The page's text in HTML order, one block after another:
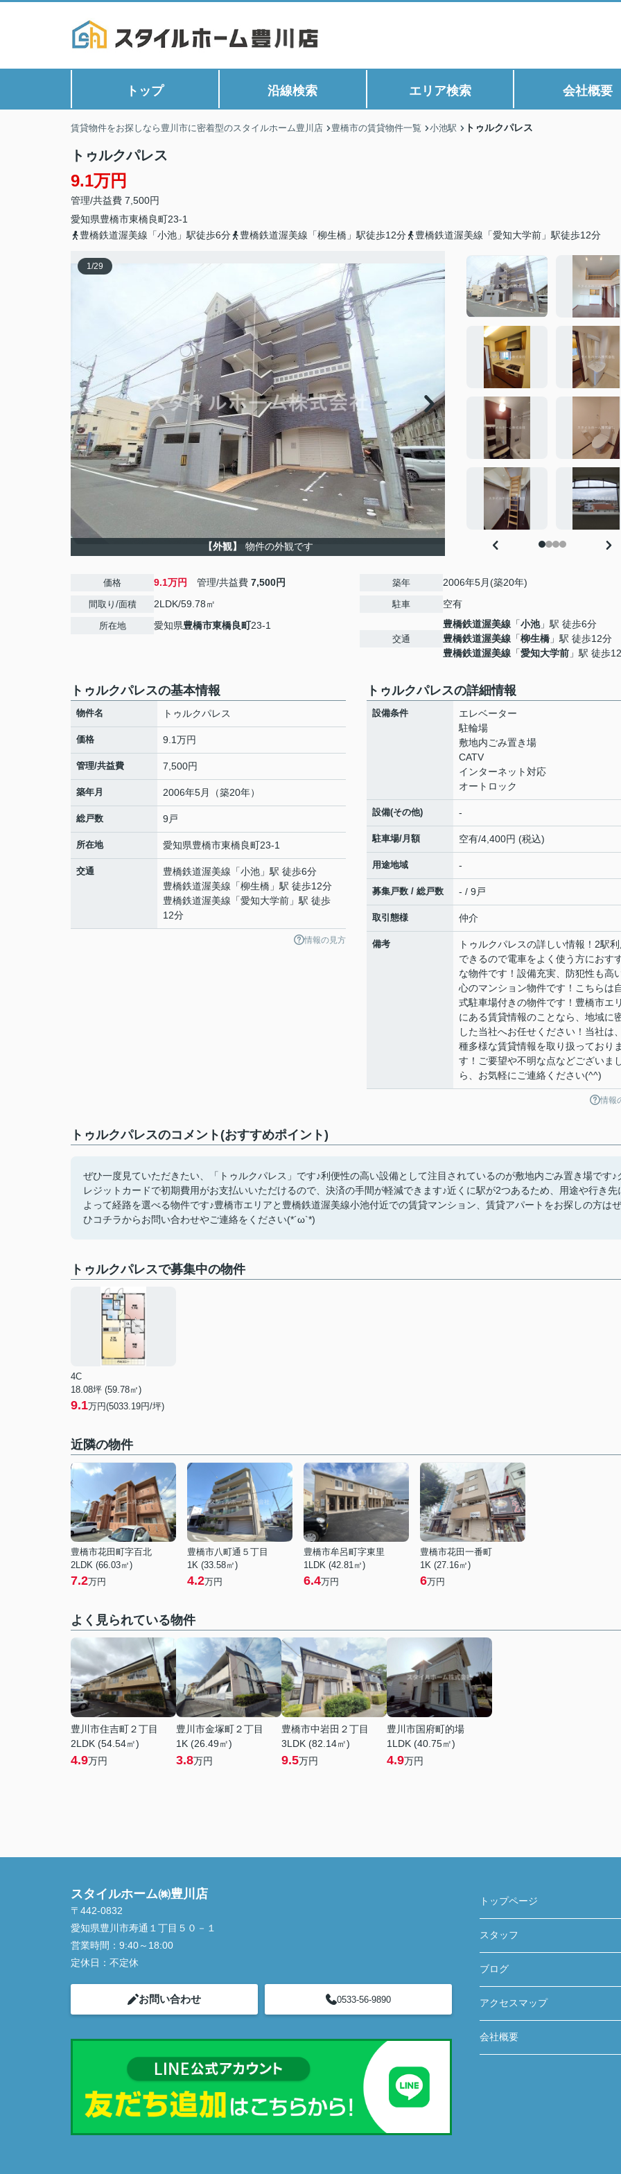
トップ 沿線検索 エリア検索 会社概要
賃貸物件をお探しなら豊川市に密着型のスタイルホーム豊川店 豊橋市の賃貸物件一覧 小池駅 トゥルクパレス
トゥルクパレス
9.1万円
管理/共益費 7,500円
愛知県豊橋市東橋良町23-1
豊橋鉄道渥美線「小池」駅徒歩6分
豊橋鉄道渥美線「柳生橋」駅徒歩12分 豊橋鉄道渥美線「愛知大学前」駅徒歩12分
1/29
【外観】 物件の外観です
価格 9.1万円 管理/共益費 7,500円
間取り/面積 2LDK/59.78㎡
所在地 愛知県豊橋市東橋良町23-1
築年 2006年5月(築20年)
駐車 空有
交通
豊橋鉄道渥美線 「小池」駅 徒歩6分
豊橋鉄道渥美線 「柳生橋 」駅 徒歩12分
豊橋鉄道渥美線 「愛知大学前 」駅 徒歩
トゥルクパレスの基本情報
物件名 トゥルクパレス
価格 9.1万円
管理/共益費 7,500円
築年月 2006年5月（築20年）
総戸数 9戸
所在地 愛知県豊橋市東橋良町23-1
交通 豊橋鉄道渥美線 「小池 」駅 徒歩6分
豊橋鉄道渥美線 「柳生橋 」駅 徒歩12分
豊橋鉄道渥美線 「愛知大学前 」駅 徒歩
12分
情報の見方
トゥルクパレスの詳細情報
設備条件
エレベーター
駐輪場
敷地内ごみ置き場
CATV
インターネット対応
オートロック
設備(その他) -
駐車場/月額 空有/4,400円 (税込)
用途地域 -
募集戸数 / 総戸数 - / 9戸
取引態様 仲介
備考
トゥルクパレスの詳しい情報！2駅
できるので電車をよく使う方におす
な物件です！設備充実、防犯性も高
心のマンション物件です！こちらは
式駐車場付きの物件です！豊橋市エ
にある賃貸情報のことなら、地域に
した当社へお任せください！当社は
種多様な賃貸情報を取り扱っており
す！ご要望や不明な点などございま
ら、お気軽にご連絡ください(^^)
情報
トゥルクパレスのコメント(おすすめポイント)
ぜひ一度見ていただきたい、「トゥルクパレス」です♪利便性の高い設備として注目されているのが敷地内ごみ置き場です♪
レジットカードで初期費用がお支払いいただけるので、決済の手間が軽減できます♪近くに駅が2つあるため、用途や行き先
よって経路を選べる物件です♪豊橋市エリアと豊橋鉄道渥美線小池付近での賃貸マンション、賃貸アパートをお探しの方はぜ
ひコチラからお問い合わせやご連絡をください(*´ω`*)
トゥルクパレスで募集中の物件
4C
18.08坪 (59.78㎡)
9.1万円(5033.19円/坪)
近隣の物件
豊橋市花田町字百北
2LDK (66.03㎡)
7.2万円
豊橋市八町通５丁目
1K (33.58㎡)
4.2万円
豊橋市牟呂町字東里
1LDK (42.81㎡)
6.4万円
豊橋市花田一番町
1K (27.16㎡)
6万円
よく見られている物件
豊川市住吉町２丁目
2LDK (54.54㎡)
4.9万円
豊川市金塚町２丁目
1K (26.49㎡)
3.8万円
豊橋市中岩田２丁目
3LDK (82.14㎡)
9.5万円
豊川市国府町的場
1LDK (40.75㎡)
4.9万円
スタイルホーム㈱豊川店
〒442-0832
愛知県豊川市寿通１丁目５０－１
営業時間： 9:40～18:00
定休日： 不定休
お問い合わせ 0533-56-9890
トップページ
スタッフ
ブログ
アクセスマップ
会社概要